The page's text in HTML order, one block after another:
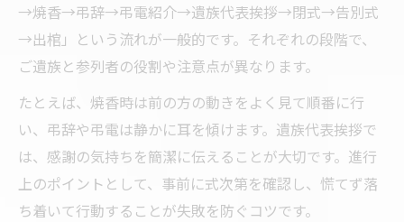
→焼香→弔辞→弔電紹介→遺族代表挨拶→閉式→告別式
→出棺」という流れが一般的です。それぞれの段階で、
ご遺族と参列者の役割や注意点が異なります。
たとえば、焼香時は前の方の動きをよく見て順番に行
い、弔辞や弔電は静かに耳を傾けます。遺族代表挨拶で
は、感謝の気持ちを簡潔に伝えることが大切です。進行
上のポイントとして、事前に式次第を確認し、慌てず落
ち着いて行動することが失敗を防ぐコツです。